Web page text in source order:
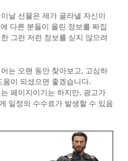
날 선물은 제가 골라낼 자신이
다른 분들이 올린 정보를 짜집
그런 저런 정보를 싣지 않으려
는 오랜 동안 찾아보고, 고심하
이 되셨으면 좋겠습니다.
페이지이기는 하지만, 광고가
일정의 수수료가 발생할 수 있음